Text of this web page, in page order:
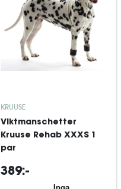
KRUUSE
Viktmanschetter
Kruuse Rehab XXXS 1
par
389:-